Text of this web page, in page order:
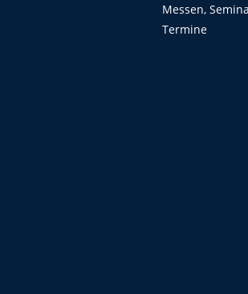
Messen,
Termine